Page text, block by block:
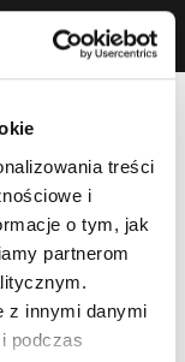
treści
i
o tym, jak
partnerom
z innymi danymi
podczas